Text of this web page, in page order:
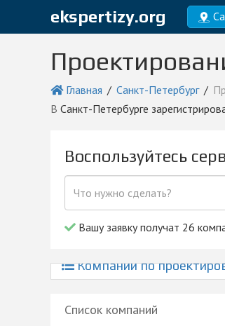
ekspertizy.org
Главная Санкт-Петербург
в Санкт-Петербурге
Воспользуйтесь
Вашу заявку получат 26
Компании по
Список компаний